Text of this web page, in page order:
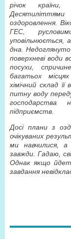
річок
оздоровлення.
ГЕС,
уповільнюється,
дна.
поверхневі води
посухи,
багатьох
хімічний склад
питну воду
господарства
підприємств.
Досі плани з
очікуваних
ми навчилися, а
завжди. Гадаю,
Однак якщо
завдання